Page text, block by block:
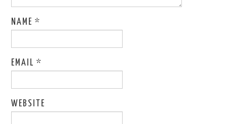
NAME*
EMAIL*
WEBSITE